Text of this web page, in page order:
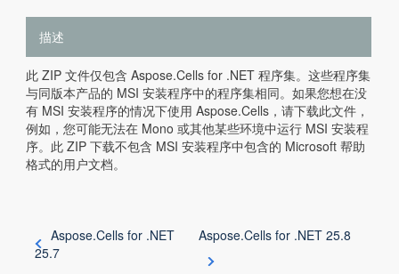
描述
此 ZIP 文件仅包含 Aspose.Cells for .NET 程序集。这些程序集
与同版本产品的 MSI 安装程序中的程序集相同。如果您想在没
有 MSI 安装程序的情况下使用 Aspose.Cells，请下载此文件，
例如，您可能无法在 Mono 或其他某些环境中运行 MSI 安装程
序。此 ZIP 下载不包含 MSI 安装程序中包含的 Microsoft 帮助
格式的用户文档。
Aspose.Cells for .NET
25.7
Aspose.Cells for .NET 25.8